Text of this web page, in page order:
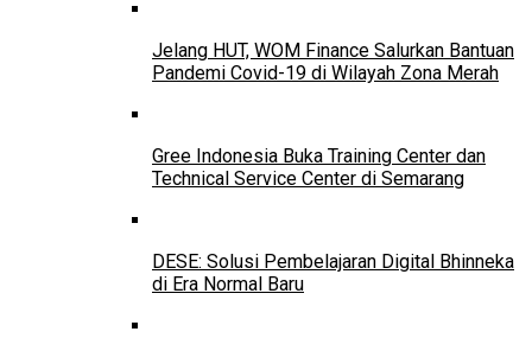
Jelang HUT, WOM Finance Salurkan Bantuan
Pandemi Covid-19 di Wilayah Zona Merah
Gree Indonesia Buka Training Center dan
Technical Service Center di Semarang
DESE: Solusi Pembelajaran Digital Bhinneka
di Era Normal Baru